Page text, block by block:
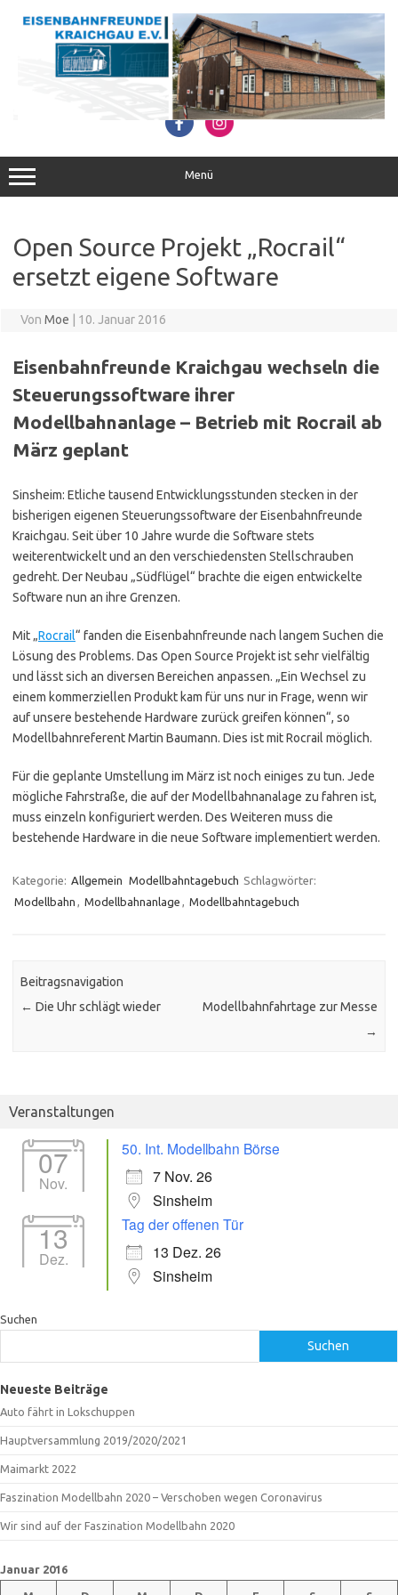
Inhalt
springen
Menü
Open Source Projekt „Rocrail“
ersetzt eigene Software
Von Moe 10. Januar 2016
Eisenbahnfreunde Kraichgau wechseln die
Steuerungssoftware ihrer
Modellbahnanlage – Betrieb mit Rocrail ab
März geplant
Sinsheim: Etliche tausend Entwicklungsstunden stecken in der
bisherigen eigenen Steuerungssoftware der Eisenbahnfreunde
Kraichgau. Seit über 10 Jahre wurde die Software stets
weiterentwickelt und an den verschiedensten Stellschrauben
gedreht. Der Neubau „Südflügel“ brachte die eigen entwickelte
Software nun an ihre Grenzen.
Mit „Rocrail“ fanden die Eisenbahnfreunde nach langem Suchen die
Lösung des Problems. Das Open Source Projekt ist sehr vielfältig
und lässt sich an diversen Bereichen anpassen. „Ein Wechsel zu
einem kommerziellen Produkt kam für uns nur in Frage, wenn wir
auf unsere bestehende Hardware zurück greifen können“, so
Modellbahnreferent Martin Baumann. Dies ist mit Rocrail möglich.
Für die geplante Umstellung im März ist noch einiges zu tun. Jede
mögliche Fahrstraße, die auf der Modellbahnanalage zu fahren ist,
muss einzeln konfiguriert werden. Des Weiteren muss die
bestehende Hardware in die neue Software implementiert werden.
Kategorie: Allgemein Modellbahntagebuch Schlagwörter:
Modellbahn , Modellbahnanlage , Modellbahntagebuch
Beitragsnavigation
← Die Uhr schlägt wieder
Modellbahnfahrtage zur Messe
→
Veranstaltungen
07
Nov.
50. Int. Modellbahn Börse
7 Nov. 26
Sinsheim
13
Dez.
Tag der offenen Tür
13 Dez. 26
Sinsheim
Suchen
Suchen
Neueste Beiträge
Auto fährt in Lokschuppen
Hauptversammlung 2019/2020/2021
Maimarkt 2022
Faszination Modellbahn 2020 – Verschoben wegen Coronavirus
Wir sind auf der Faszination Modellbahn 2020
Januar 2016